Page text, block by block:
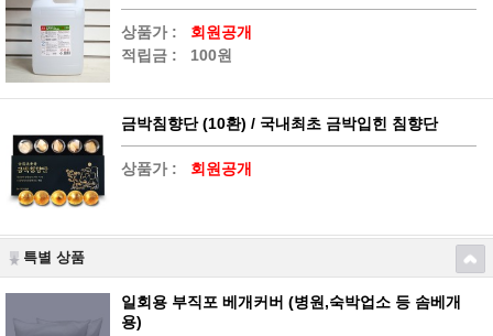
상품가 :
회원공개
적립금 :
100원
금박침향단 (10환) / 국내최초 금박입힌 침향단
상품가 : 회원공개
특별 상품
일회용 부직포 베개커버 (병원,숙박업소 등 솜베개
용)